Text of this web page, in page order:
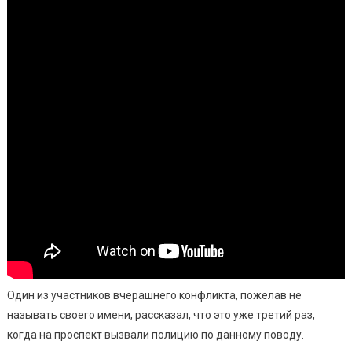
Один из участников вчерашнего конфликта, пожелав не
называть своего имени, рассказал, что это уже третий раз,
когда на проспект вызвали полицию по данному поводу.